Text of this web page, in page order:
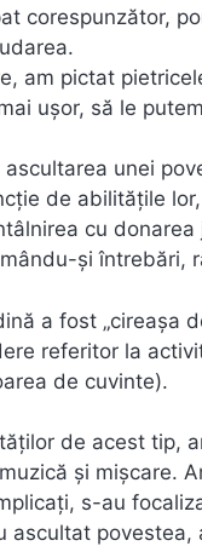
corespunzător,
am pictat
ușor, să le
ascultarea unei
de abilitățile
cu
și întrebări,
a fost „cireașa
referitor la
de cuvinte).
de acest tip,
și mișcare.
s-au
ascultat